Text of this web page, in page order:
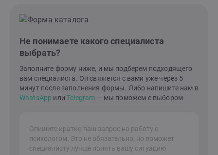
Не понимаете какого специалиста
выбрать?
Заполните форму ниже, и мы подберем подходящего
вам специалиста. Он свяжется с вами уже через 5
минут после заполнения формы. Либо напишите нам в
WhatsApp илиTelegram — мы поможем с выбором